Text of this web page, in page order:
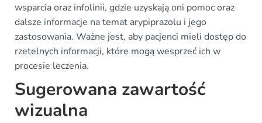
wsparcia oraz infolinii, gdzie uzyskają oni pomoc oraz
dalsze informacje na temat arypiprazolu i jego
zastosowania. Ważne jest, aby pacjenci mieli dostęp do
rzetelnych informacji, które mogą wesprzeć ich w
procesie leczenia.
Sugerowana zawartość
wizualna